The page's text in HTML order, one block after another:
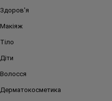
Здоров'я
Макіяж
Тіло
Діти
Волосся
Дерматокосметика